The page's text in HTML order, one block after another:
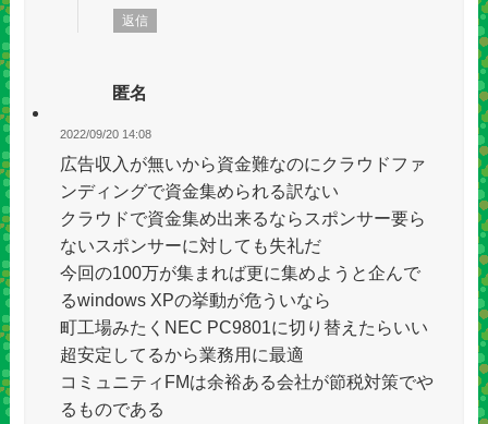
返信
匿名
2022/09/20 14:08
広告収入が無いから資金難なのにクラウドファ
ンディングで資金集められる訳ない
クラウドで資金集め出来るならスポンサー要ら
ないスポンサーに対しても失礼だ
今回の100万が集まれば更に集めようと企んで
るwindows XPの挙動が危ういなら
町工場みたくNEC PC9801に切り替えたらいい
超安定してるから業務用に最適
コミュニティFMは余裕ある会社が節税対策でや
るものである